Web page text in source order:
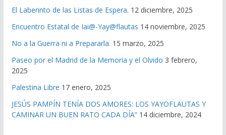
El Laberinto de las Listas de Espera. 12 diciembre, 2025
Encuentro Estatal de Iai@-Yay@flautas 14 noviembre, 2025
No a la Guerra ni a Prepararla. 15 marzo, 2025
Paseo por el Madrid de la Memoria y el Olvido 3 febrero,
2025
Palestina Libre 17 enero, 2025
JESÚS PAMPÍN TENÍA DOS AMORES: LOS YAYOFLAUTAS Y
CAMINAR UN BUEN RATO CADA DÍA” 14 diciembre, 2024